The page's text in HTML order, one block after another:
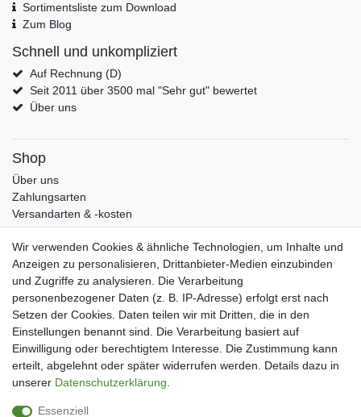
Sortimentsliste zum Download
Zum Blog
Schnell und unkompliziert
Auf Rechnung (D)
Seit 2011 über 3500 mal "Sehr gut" bewertet
Über uns
Shop
Über uns
Zahlungsarten
Versandarten & -kosten
Widerrufsrecht
Warenkorb
Zur Kasse
Mein Konto
Kundenkonto eröffnen
Im Kundenkonto anmelden
Wunschliste
Service
Datenschutzerklärung
Wir verwenden Cookies & ähnliche Technologien, um Inhalte und
Anzeigen zu personalisieren, Drittanbieter-Medien einzubinden
und Zugriffe zu analysieren. Die Verarbeitung
personenbezogener Daten (z. B. IP-Adresse) erfolgt erst nach
Setzen der Cookies. Daten teilen wir mit Dritten, die in den
Einstellungen benannt sind. Die Verarbeitung basiert auf
Einwilligung oder berechtigtem Interesse. Die Zustimmung kann
erteilt, abgelehnt oder später widerrufen werden. Details dazu in
unserer Daten­schutz­erklärung
Essenziell